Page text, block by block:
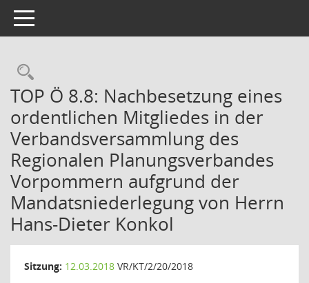
Toggle navigation
Rechercheauswahl
TOP Ö 8.8: Nachbesetzung eines
ordentlichen Mitgliedes in der
Verbandsversammlung des
Regionalen Planungsverbandes
Vorpommern aufgrund der
Mandatsniederlegung von Herrn
Hans-Dieter Konkol
Sitzung: 12.03.2018 VR/KT/2/20/2018